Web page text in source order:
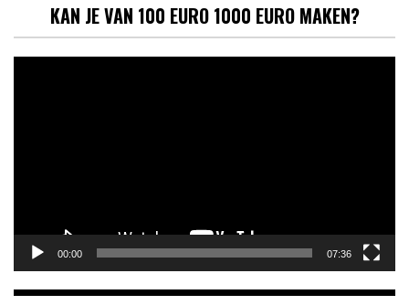
KAN JE VAN 100 EURO 1000 EURO MAKEN?
00:00 07:36